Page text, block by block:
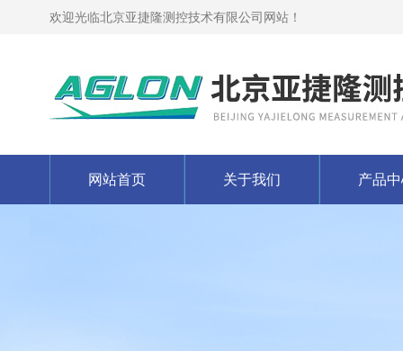
欢迎光临北京亚捷隆测控技术有限公司网站！
网站首页 关于我们 产品